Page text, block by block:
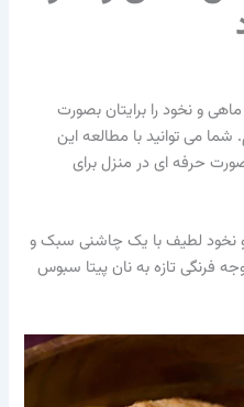
و نخود را برایتان بصورت
شما می توانید با مطالعه این
حرفه ای در منزل برای
نخود لطیف با یک چاشنی سبک و
فرنگی تازه به نان پیتا سبوس